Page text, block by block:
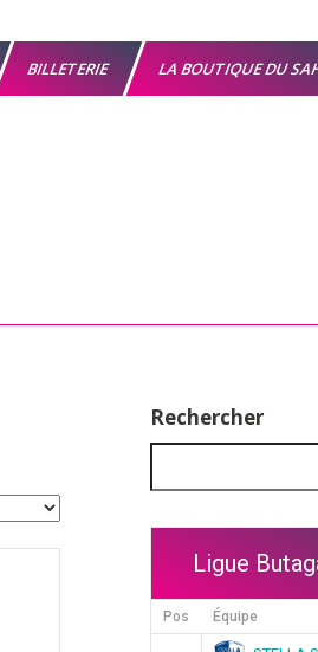
BILLETERIE LA BOUTIQUE DU
Rechercher
Ligue
Pos Équipe